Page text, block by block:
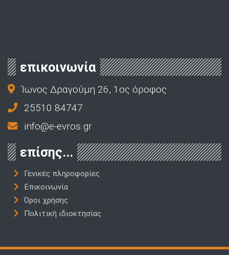
επικοινωνία
Ίωνος Δραγούμη 26, 1ος όροφος
25510 84747
info@e-evros.gr
επίσης...
Γενικές πληροφορίες
Επικοινωνία
Όροι χρήσης
Πολιτική ιδιοκτησίας